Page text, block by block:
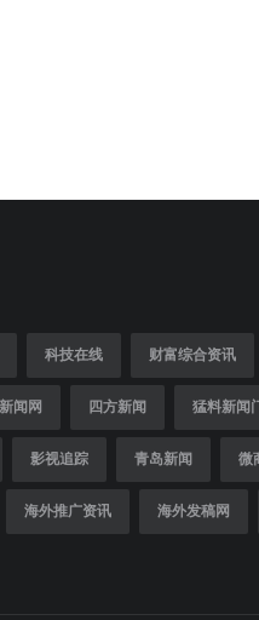
科技在线 财富综合资讯
闻网 四方新闻 猛料新闻
影视追踪 青岛新闻 微
海外推广资讯 海外发稿网